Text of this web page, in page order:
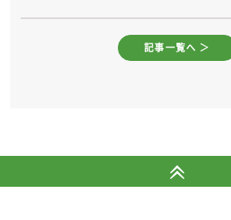
記事一覧へ ＞